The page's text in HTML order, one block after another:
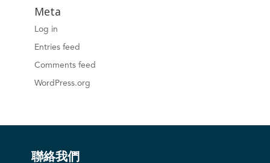
Meta
Log in
Entries feed
Comments feed
WordPress.org
聯絡我們